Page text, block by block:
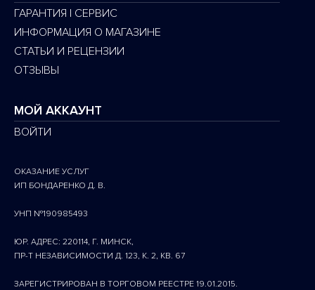
ГАРАНТИЯ | СЕРВИС
ИНФОРМАЦИЯ О МАГАЗИНЕ
СТАТЬИ И РЕЦЕНЗИИ
ОТЗЫВЫ
МОЙ АККАУНТ
ВОЙТИ
ОКАЗАНИЕ УСЛУГ
ИП БОНДАРЕНКО Д. В.
УНП №190985493
ЮР. АДРЕС: 220114, Г. МИНСК,
ПР-Т НЕЗАВИСИМОСТИ Д. 123, К. 2, КВ. 67
ЗАРЕГИСТРИРОВАН В ТОРГОВОМ РЕЕСТРЕ 19.01.2015.